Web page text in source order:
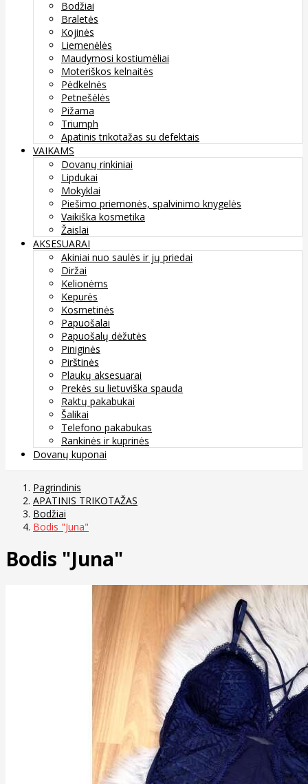
Bodžiai
Braletės
Kojinės
Liemenėlės
Maudymosi kostiumėliai
Moteriškos kelnaitės
Pėdkelnės
Petnešėlės
Pižama
Triumph
Apatinis trikotažas su defektais
VAIKAMS
Dovanų rinkiniai
Lipdukai
Mokyklai
Piešimo priemonės, spalvinimo knygelės
Vaikiška kosmetika
Žaislai
AKSESUARAI
Akiniai nuo saulės ir jų priedai
Diržai
Kelionėms
Kepurės
Kosmetinės
Papuošalai
Papuošalų dėžutės
Piniginės
Pirštinės
Plaukų aksesuarai
Prekės su lietuviška spauda
Raktų pakabukai
Šalikai
Telefono pakabukas
Rankinės ir kuprinės
Dovanų kuponai
Pagrindinis
APATINIS TRIKOTAŽAS
Bodžiai
Bodis "Juna"
Bodis "Juna"